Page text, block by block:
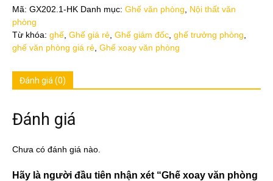
Mã: GX202.1-HK Danh mục: Ghế văn phòng
Nội thất văn
phòng
Từ khóa: ghế Ghế giá rẻ Ghế giám đốc ghế trưởng phòng
ghế văn phòng giá rẻ Ghế xoay văn phòng
Đánh giá (0)
Đánh giá
Chưa có đánh giá nào.
Hãy là người đầu tiên nhận xét “Ghế xoay văn phòng